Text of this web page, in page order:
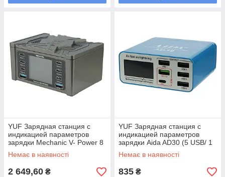
YUF Зарядная станция с
индикацией параметров
зарядки Mechanic V- Power 8
Ultra 160W (6 Type C - PD
20W/ 2 USB QC 3A/ Wireless
Немає в наявності
2 649,60 ₴
YUF Зарядная станция с
индикацией параметров
зарядки Aida AD30 (5 USB/ 1
Type-C, Fast Charge 3.0,
40W)
Немає в наявності
835 ₴